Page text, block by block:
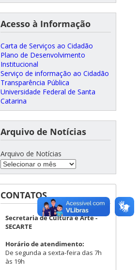
Acesso à Informação
Carta de Serviços ao Cidadão
Plano de Desenvolvimento
Institucional
Serviço de informação ao Cidadão
Transparência Pública
Universidade Federal de Santa
Catarina
Arquivo de Notícias
Arquivo de Notícias
CONTATOS
Secretaria de Cultura e Arte -
SECARTE
Horário de atendimento:
De segunda a sexta-feira das 7h
às 19h